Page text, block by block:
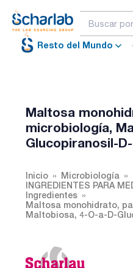
Resto del Mundo
Maltosa
microbiología,
Glucopiranosil-
Inicio
Microbiología
INGREDIENTES PARA
Ingredientes
Maltosa monohidrato,
Maltobiosa, 4-O-a-D-